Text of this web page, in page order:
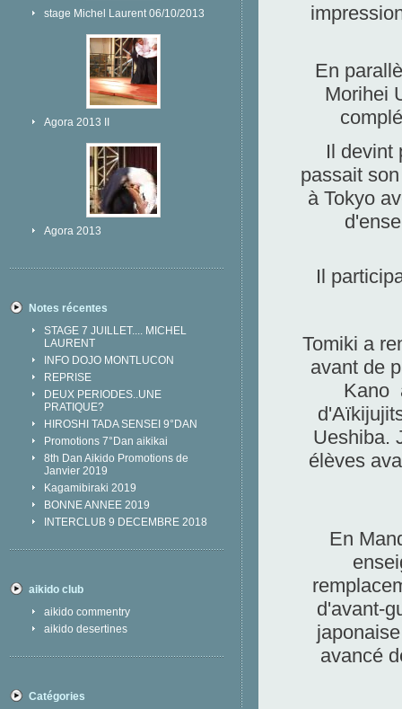
stage Michel Laurent 06/10/2013
Agora 2013 II
Agora 2013
Notes récentes
STAGE 7 JUILLET.... MICHEL
LAURENT
INFO DOJO MONTLUCON
REPRISE
DEUX PERIODES..UNE
PRATIQUE?
HIROSHI TADA SENSEI 9°DAN
Promotions 7°Dan aikikai
8th Dan Aikido Promotions de
Janvier 2019
Kagamibiraki 2019
BONNE ANNEE 2019
INTERCLUB 9 DECEMBRE 2018
aikido club
aikido commentry
aikido desertines
Catégories
En
Morihei
Il devint
passait
à Tokyo
Il
Tomiki a
avant de
Kano
Ueshiba.
élèves
En
d'avant-
avancé